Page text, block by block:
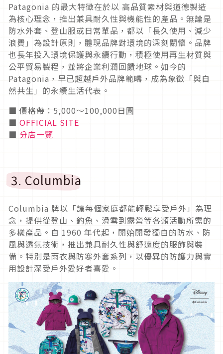
Patagonia 的最大特徵在於以 高品質素材與道德製造
為核心理念，推出兼具耐久性與機能性的產品。無論是
防水外套、登山服或日常單品，都以「長久使用、減少
浪費」為設計原則，體現品牌對環境的深刻關懷。品牌
也長年投入環境保護與永續行動，積極使用再生材質與
公平貿易製程，並將企業利潤回饋地球。如今的
Patagonia，早已超越戶外品牌範疇，成為象徵「與自
然共生」的永續生活代表。
■ 價格帶：5,000〜100,000日圓
■ OFFICIAL SITE
■ 分店一覽
3. Columbia
Columbia 牌以「讓每個家庭都能輕鬆享受戶外」為理
念，提供從登山、釣魚、滑雪到露營等各類活動所需的
多樣產品。自 1960 年代起，開始開發獨自的防水、防
風與透氣技術，推出兼具耐久性與舒適度的服飾與裝
備。特別是雨衣與防寒外套系列，以優異的防護力與實
用設計深受戶外愛好者喜愛。